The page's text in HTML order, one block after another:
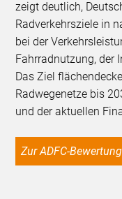
zeigt deutlich,
Radverkehrsziele in
bei der
Fahrradnutzung, der
Das Ziel
Radwegenetze bis
und der aktuellen
Zur ADFC-